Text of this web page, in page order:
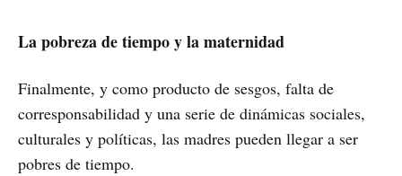
La pobreza de tiempo y la maternidad
Finalmente, y como producto de sesgos, falta de
corresponsabilidad y una serie de dinámicas sociales,
culturales y políticas, las madres pueden llegar a ser
pobres de tiempo.